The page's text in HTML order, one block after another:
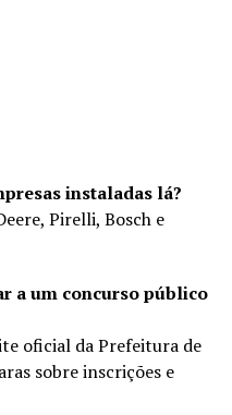
instaladas lá?
Pirelli, Bosch e
a um concurso público
oficial da Prefeitura de
sobre inscrições e